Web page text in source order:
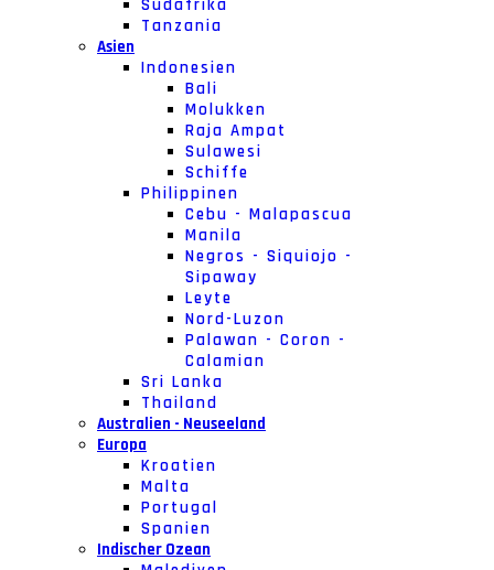
Südafrika
Tanzania
Asien
Indonesien
Bali
Molukken
Raja Ampat
Sulawesi
Schiffe
Philippinen
Cebu - Malapascua
Manila
Negros - Siquiojo -
Sipaway
Leyte
Nord-Luzon
Palawan - Coron -
Calamian
Sri Lanka
Thailand
Australien - Neuseeland
Europa
Kroatien
Malta
Portugal
Spanien
Indischer Ozean